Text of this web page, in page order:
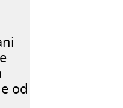
od